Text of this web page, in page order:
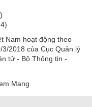
Nam hoạt động theo
2018 của Cục Quản lý
tử - Bộ Thông tin -